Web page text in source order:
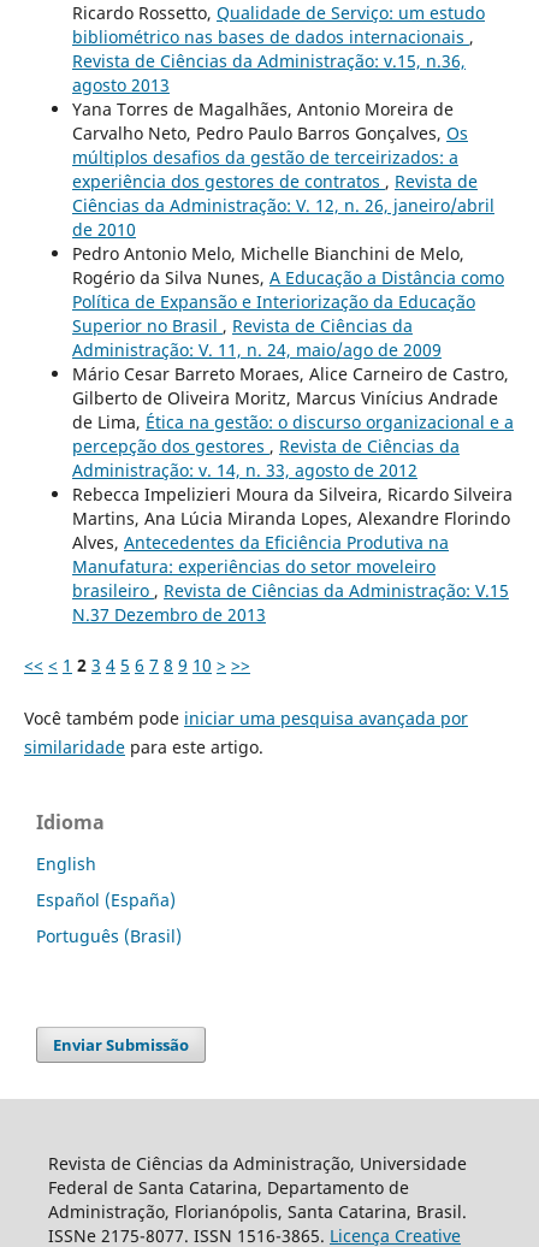
Ricardo Rossetto, Qualidade de Serviço: um estudo
bibliométrico nas bases de dados internacionais ,
Revista de Ciências da Administração: v.15, n.36,
agosto 2013
Yana Torres de Magalhães, Antonio Moreira de
Carvalho Neto, Pedro Paulo Barros Gonçalves, Os
múltiplos desafios da gestão de terceirizados: a
experiência dos gestores de contratos , Revista de
Ciências da Administração: V. 12, n. 26, janeiro/abril
de 2010
Pedro Antonio Melo, Michelle Bianchini de Melo,
Rogério da Silva Nunes, A Educação a Distância como
Política de Expansão e Interiorização da Educação
Superior no Brasil , Revista de Ciências da
Administração: V. 11, n. 24, maio/ago de 2009
Mário Cesar Barreto Moraes, Alice Carneiro de Castro,
Gilberto de Oliveira Moritz, Marcus Vinícius Andrade
de Lima, Ética na gestão: o discurso organizacional e a
percepção dos gestores , Revista de Ciências da
Administração: v. 14, n. 33, agosto de 2012
Rebecca Impelizieri Moura da Silveira, Ricardo Silveira
Martins, Ana Lúcia Miranda Lopes, Alexandre Florindo
Alves, Antecedentes da Eficiência Produtiva na
Manufatura: experiências do setor moveleiro
brasileiro , Revista de Ciências da Administração: V.15
N.37 Dezembro de 2013
<< < 1 2 3 4 5 6 7 8 9 10 > >>
Você também pode iniciar uma pesquisa avançada por
similaridadepara este artigo.
Idioma
English
Español (España)
Português (Brasil)
Enviar Submissão
Revista de Ciências da Administração, Universidade
Federal de Santa Catarina, Departamento de
Administração, Florianópolis, Santa Catarina, Brasil.
ISSNe 2175-8077. ISSN 1516-3865. Licença Creative